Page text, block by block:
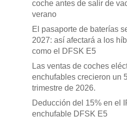
coche antes de salir de
verano
El pasaporte de baterías
2027: así afectará a los
como el DFSK E5
Las ventas de coches
enchufables crecieron un
trimestre de 2026.
Deducción del 15% en el
enchufable DFSK E5